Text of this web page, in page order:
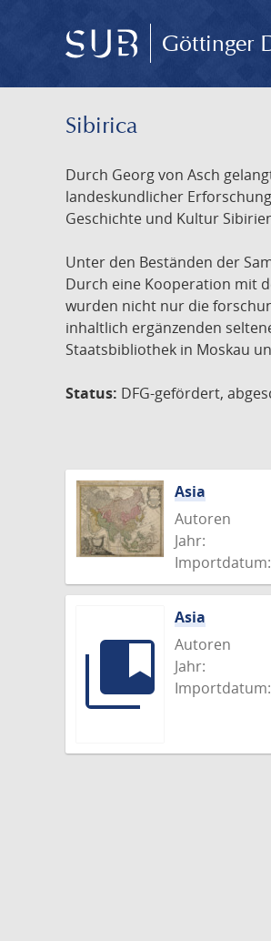
Göttinger
Sibirica
Durch Georg von Asch
landeskundlicher
Geschichte und Kultur
Unter den Beständen der
Durch eine Kooperation mit
wurden nicht nur die
inhaltlich ergänzenden
Staatsbibliothek in Moskau
Status: DFG-gefördert,
Asia
Autoren
Jahr:
Importdatum:
Asia
Autoren
Jahr:
Importdatum: